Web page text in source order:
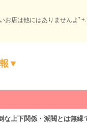
お店は他にはありませんよﾟ
▼
は無縁です◎